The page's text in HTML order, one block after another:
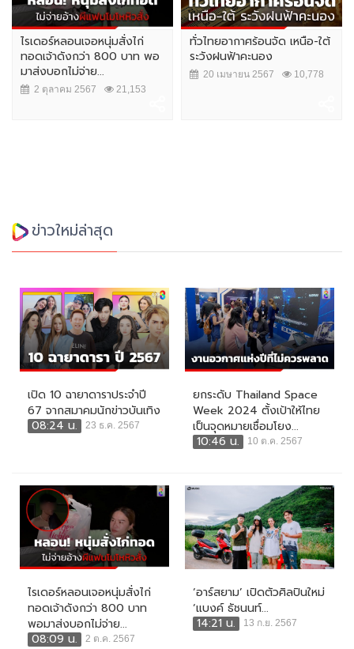
ไรเดอร์หลอนเจอหนุ่มสั่งไก่
ทอดเจ้าดังกว่า 800 บาท พอ
มาส่งบอกไม่จ่าย...
2 ตุลาคม 2567 21,153
ทั่วไทยอากาศร้อนจัด เหนือ-ใต้
ระวังฝนฟ้าคะนอง
20 เมษายน 2567 10,778
ข่าวใหม่ล่าสุด
เปิด 10 ฉายาดาราประจำปี
67 จากสมาคมนักข่าวบันเทิง
08:24 น.
23 ธ.ค. 2567
ยกระดับ Thailand Space
Week 2024 ตั้งเป้าให้ไทย
เป็นจุดหมายเชื่อมโยง...
10:46 น.
10 ต.ค. 2567
ไรเดอร์หลอนเจอหนุ่มสั่งไก่
ทอดเจ้าดังกว่า 800 บาท
พอมาส่งบอกไม่จ่าย...
08:09 น.
2 ต.ค. 2567
‘อาร์สยาม’ เปิดตัวศิลปินใหม่
‘แบงค์ ธัชนนท์...
14:21 น.
13 ก.ย. 2567